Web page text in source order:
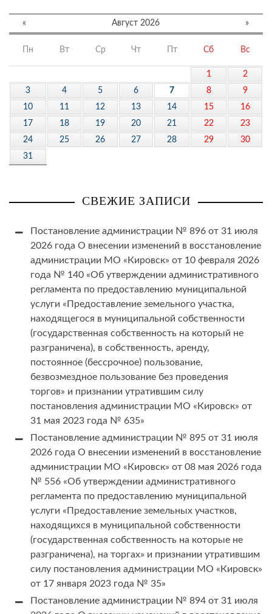
« Август 2026 »
Пн Вт Ср Чт Пт Сб Вс
1
2
3
4 5 6 7 8
9
10
11 12 13 14 15
16
17
18 19 20 21 22
23
24
25 26 27 28 29
30
31
СВЕЖИЕ ЗАПИСИ
Постановление администрации № 896 от 31 июля
2026 года О внесении изменений в восстановление
администрации МО «Кировск» от 10 февраля 2026
года № 140 «Об утверждении административного
регламента по предоставлению муниципальной
услуги «Предоставление земельного участка,
находящегося в муниципальной собственности
(государственная собственность на который не
разграничена), в собственность, аренду,
постоянное (бессрочное) пользование,
безвозмездное пользование без проведения
торгов» и признании утратившим силу
постановления администрации МО «Кировск» от
31 мая 2023 года № 635»
Постановление администрации № 895 от 31 июля
2026 года О внесении изменений в восстановление
администрации МО «Кировск» от 08 мая 2026 года
№ 556 «Об утверждении административного
регламента по предоставлению муниципальной
услуги «Предоставление земельных участков,
находящихся в муниципальной собственности
(государственная собственность на которые не
разграничена), на торгах» и признании утратившим
силу постановления администрации МО «Кировск»
от 17 января 2023 года № 35»
Постановление администрации № 894 от 31 июля